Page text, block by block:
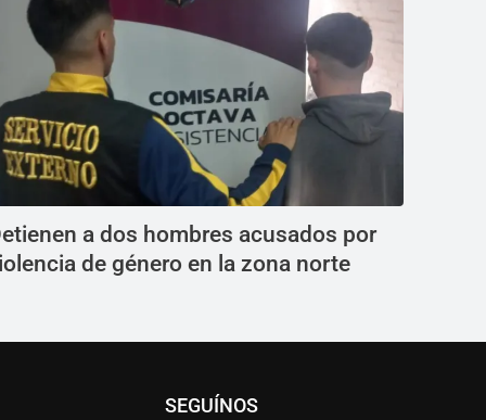
a dos hombres acusados por
de género en la zona norte
SEGUÍNOS